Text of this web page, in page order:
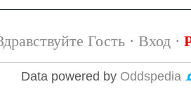
Гость · Вход·
Data powered by Oddspedia